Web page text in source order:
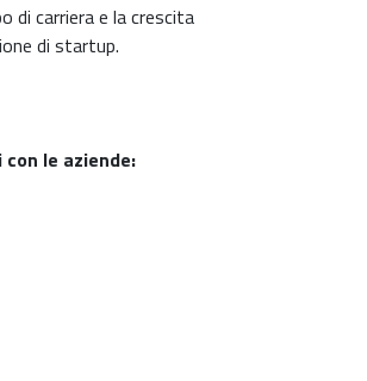
di carriera e la crescita
di startup.
le aziende: